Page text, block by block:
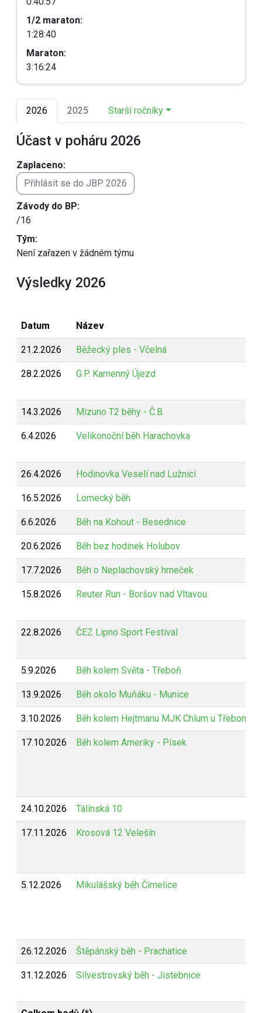
1/2 maraton:
1:28:40
Maraton:
3:16:24
2026 2025 Starší ročníky
Účast v poháru 2026
Zaplaceno:
Přihlásit se do JBP 2026
Závody do BP:
/16
Tým:
Není zařazen v žádném týmu
Výsledky 2026
Datum Název
21.2.2026 Běžecký ples - Včelná
28.2.2026 G.P. Kamenný Újezd
14.3.2026 Mizuno T2 běhy - Č.B.
6.4.2026 Velikonoční běh Harachovka
26.4.2026 Hodinovka Veselí nad Lužnicí
16.5.2026 Lomecký běh
6.6.2026 Běh na Kohout - Besednice
20.6.2026 Běh bez hodinek Holubov
17.7.2026 Běh o Neplachovský hrneček
15.8.2026 Reuter Run - Boršov nad Vltavou
22.8.2026 ČEZ Lipno Sport Festival
5.9.2026 Běh kolem Světa - Třeboň
13.9.2026 Běh okolo Muňáku - Munice
3.10.2026 Běh kolem Hejtmanu MJK Chlum u Třeboně
17.10.2026 Běh kolem Ameriky - Písek
24.10.2026 Tálínská 10
17.11.2026 Krosová 12 Velešín
5.12.2026 Mikulášský běh Čimelice
26.12.2026 Štěpánský běh - Prachatice
31.12.2026 Silvestrovský běh - Jistebnice